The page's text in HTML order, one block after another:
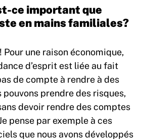
ce important que
en mains familiales?
Pour une raison économique,
d’esprit est liée au fait
de compte à rendre à des
prendre des risques,
devoir rendre des comptes
pense par exemple à ces
que nous avons développés